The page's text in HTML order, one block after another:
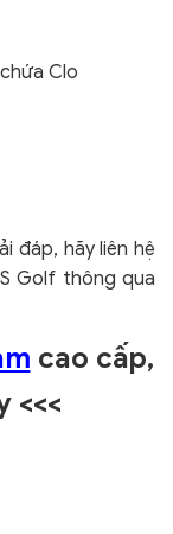
Clo
đáp, hãy liên hệ
Golf thông qua
cao cấp,
<<<